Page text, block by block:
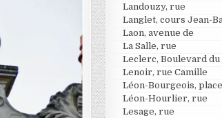
Landouzy, rue
Langlet, cours Jean-
Laon, avenue de
La Salle, rue
Leclerc, Boulevard du
Lenoir, rue Camille
Léon-Bourgeois, place
Léon-Hourlier, rue
Lesage, rue